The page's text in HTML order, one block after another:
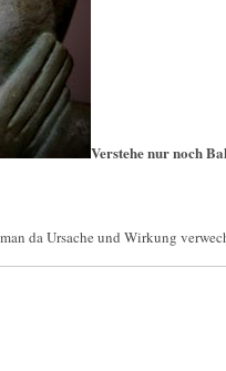
Verstehe nur noch
da Ursache und Wirkung